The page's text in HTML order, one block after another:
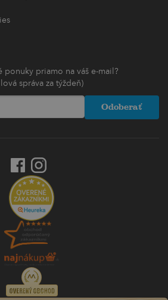
ponuky priamo na váš e-mail?
správa za týždeň)
Odoberať